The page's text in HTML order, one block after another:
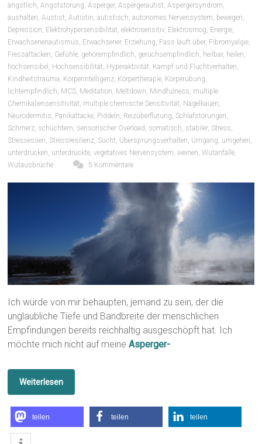
ängstlich,Angststörung,Asperger,Aspergerautist,Aspergersyndrom,
aushalten,Austist,Autistin,autistisch,autonomes Nervensystem, bewegen,
Depression, Elektrohypersensibilität,elektrosensitiv, Elektrosmog, Energie,
Erwachsenenautismus, Erwachsener, Erziehung, Fass läuft über, Fibromyalgie,
Fressattacken, Gefühle, gehörempfindlich, geruchsempfindlich, heilbar, heilen,
hochsensibel , Hochsensibilität, Hyperaktivität, Kampf und Fluchtverhalten,
Kindheitstrauma, Körperintelligenz, Körpertherapie, Körperübung,
lichtempfindlich, MCS, Meditation, Meltdown, Mindfulness, multiple
Chemikaliensensitivität, multiple chemische Sensitivität, Nägelkauen,
Neurodermitis, Panikattacke, Piddeln, Reizüberflutung, Schlafstörungen,
Schmerz, schüchtern, sensorischer Overload , somatisch, stabiler, Stress,
Stressessen, Stressresilienz, Sucht, Übersprungsverhalten, Umgang, umgehen,
unterdrücken, unterdrückte,vegetatives Nervensystem,weinen,Wutanfälle,
Wutausbrüche
5 Kommentare
Ich würde von mir behaupten, jemand zu sein, der die
unglaubliche Tiefe und Bandbreite der menschlichen
Empfindungen bereits reichhaltig ausgeschöpft hat. Ich
möchte mich nicht auf meineAsperger-
Weiterlesen
teilen teilen teilen